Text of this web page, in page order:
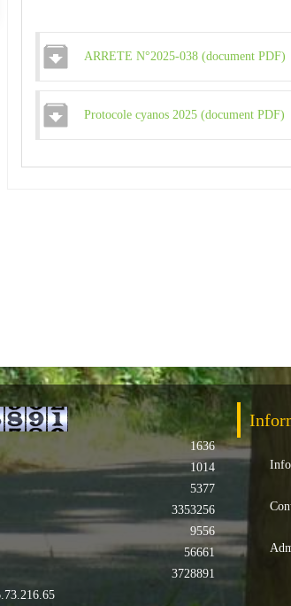
ARRETE N°2025-038 (document PDF)
Protocole cyanos 2025 (document PDF)
1636
1014
5377
3353256
9556
56661
3728891